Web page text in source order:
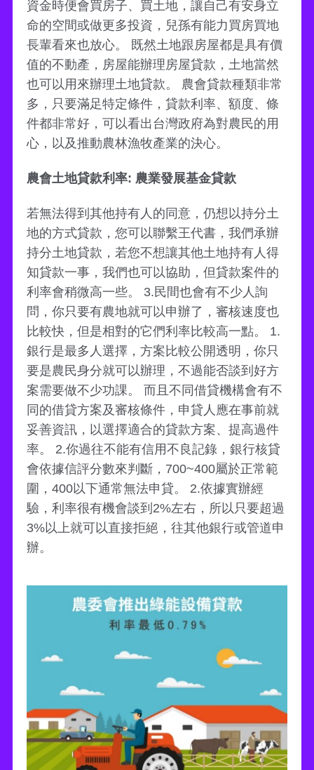
資金時便會買房子、買土地，讓自己有安身立
命的空間或做更多投資，兒孫有能力買房買地
長輩看來也放心。 既然土地跟房屋都是具有價
值的不動產，房屋能辦理房屋貸款，土地當然
也可以用來辦理土地貸款。 農會貸款種類非常
多，只要滿足特定條件，貸款利率、額度、條
件都非常好，可以看出台灣政府為對農民的用
心，以及推動農林漁牧產業的決心。
農會土地貸款利率: 農業發展基金貸款
若無法得到其他持有人的同意，仍想以持分土
地的方式貸款，您可以聯繫王代書，我們承辦
持分土地貸款，若您不想讓其他土地持有人得
知貸款一事，我們也可以協助，但貸款案件的
利率會稍微高一些。 3.民間也會有不少人詢
問，你只要有農地就可以申辦了，審核速度也
比較快，但是相對的它們利率比較高一點。 1.
銀行是最多人選擇，方案比較公開透明，你只
要是農民身分就可以辦理，不過能否談到好方
案需要做不少功課。 而且不同借貸機構會有不
同的借貸方案及審核條件，申貸人應在事前就
妥善資訊，以選擇適合的貸款方案、提高過件
率。 2.你過往不能有信用不良記錄，銀行核貸
會依據信評分數來判斷，700~400屬於正常範
圍，400以下通常無法申貸。 2.依據實辦經
驗，利率很有機會談到2%左右，所以只要超過
3%以上就可以直接拒絕，往其他銀行或管道申
辦。